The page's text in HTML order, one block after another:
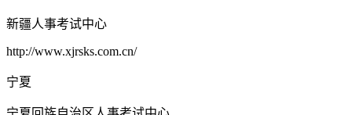
新疆人事考试中心
http://www.xjrsks.com.cn/
宁夏